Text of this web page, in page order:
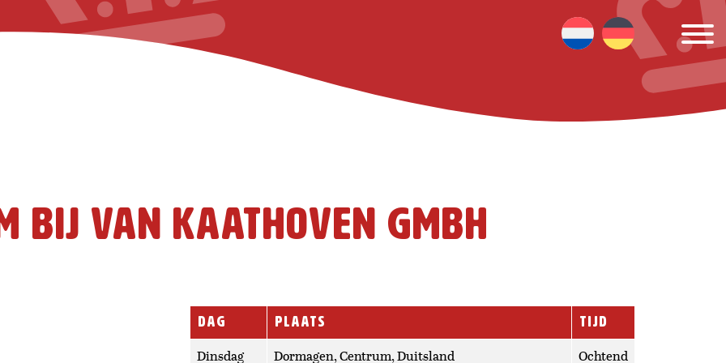
KaasKoning gebruikt cookies zodat je onze website optimaal kunt gebruiken. Met deze
wij en derde partijen je internetgedrag analyseren en je relevante informatie en
op deze en andere websites. Door gebruik te blijven maken van deze website of
bij Van Kaathoven GmbH
DAG PLAATS TIJD
Dinsdag Dormagen, Centrum, Duitsland
Ochtend